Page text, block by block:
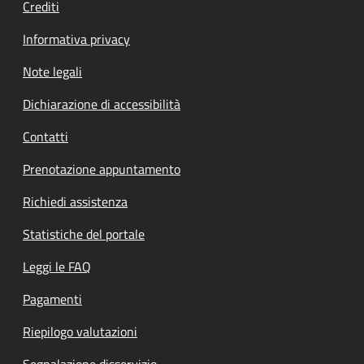
Crediti
Informativa privacy
Note legali
Dichiarazione di accessibilità
Contatti
Prenotazione appuntamento
Richiedi assistenza
Statistiche del portale
Leggi le FAQ
Pagamenti
Riepilogo valutazioni